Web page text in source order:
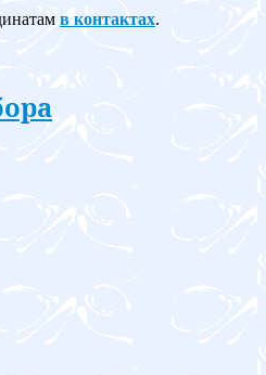
в контактах.